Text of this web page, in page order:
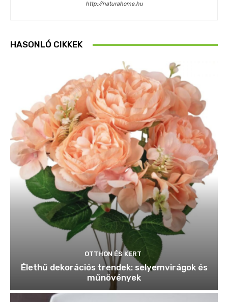
http://naturahome.hu
HASONLÓ CIKKEK
OTTHON ÉS KERT
Élethű dekorációs trendek: selyemvirágok és
műnövények